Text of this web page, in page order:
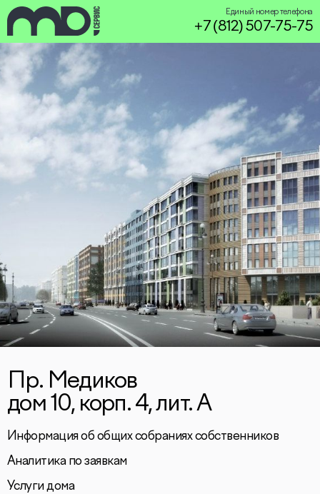
Единый номер телефона
+7 (812) 507-75-75
service@miservice.ru
Пр. Медиков
дом 10, корп. 4, лит. А
Информация об общих собраниях собственников
Аналитика по заявкам
Услуги дома